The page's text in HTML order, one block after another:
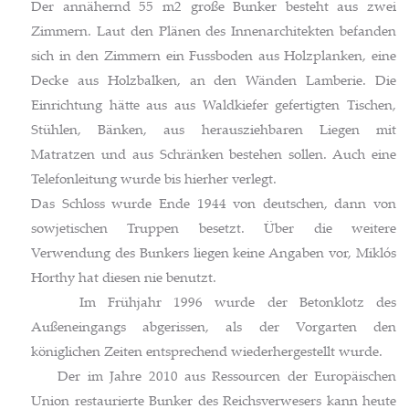
Der annähernd 55 m2 große Bunker besteht aus zwei
Zimmern. Laut den Plänen des Innenarchitekten befanden
sich in den Zimmern ein Fussboden aus Holzplanken, eine
Decke aus Holzbalken, an den Wänden Lamberie. Die
Einrichtung hätte aus aus Waldkiefer gefertigten Tischen,
Stühlen, Bänken, aus herausziehbaren Liegen mit
Matratzen und aus Schränken bestehen sollen. Auch eine
Telefonleitung wurde bis hierher verlegt.
Das Schloss wurde Ende 1944 von deutschen, dann von
sowjetischen Truppen besetzt. Über die weitere
Verwendung des Bunkers liegen keine Angaben vor, Miklós
Horthy hat diesen nie benutzt.
Im Frühjahr 1996 wurde der Betonklotz des
Außeneingangs abgerissen, als der Vorgarten den
königlichen Zeiten entsprechend wiederhergestellt wurde.
Der im Jahre 2010 aus Ressourcen der Europäischen
Union restaurierte Bunker des Reichsverwesers kann heute